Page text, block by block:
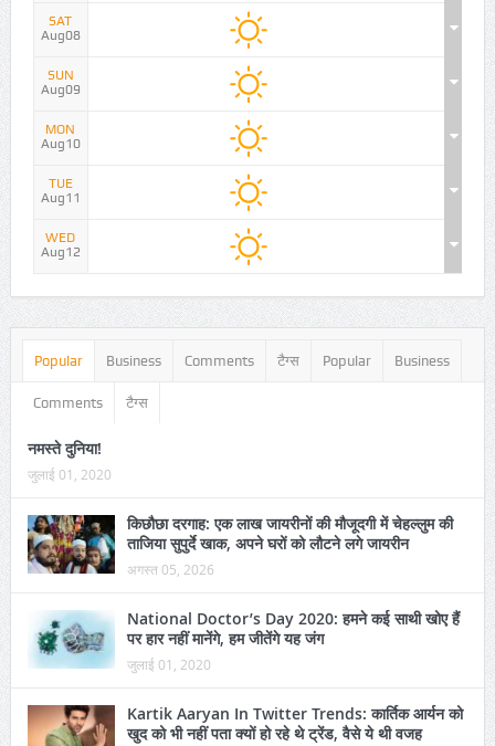
SAT
Aug08
SUN
Aug09
MON
Aug10
TUE
Aug11
WED
Aug12
Popular Business Comments टैग्स Popular Business
Comments टैग्स
नमस्ते दुनिया!
जुलाई 01, 2020
किछौछा दरगाह: एक लाख जायरीनों की मौजूदगी में चेहल्लुम की
ताजिया सुपुर्दे खाक, अपने घरों को लौटने लगे जायरीन
अगस्त 05, 2026
National Doctor’s Day 2020: हमने कई साथी खोए हैं
पर हार नहीं मानेंगे, हम जीतेंगे यह जंग
जुलाई 01, 2020
Kartik Aaryan In Twitter Trends: कार्तिक आर्यन को
खुद को भी नहीं पता क्यों हो रहे थे ट्रेंड, वैसे ये थी वजह